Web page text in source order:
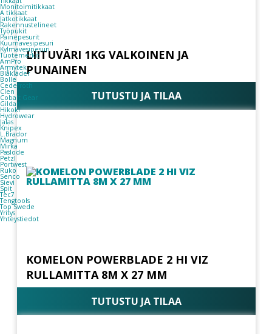
Monitoimitikkaat
A tikkaat
Jatkotikkaat
Rakennustelineet
Työpukit
Painepesurit
Kuumavesipesuri
Kylmävesipesuri
Tuotemerkit
AmPro
Armytek
Blåkläder
Bolle
Cederroth
Clen
Cobalt Gear
Gildan
Hikoki
Hydrowear
Jalas
Knipex
L.Brador
Magnum
Mirka
Paslode
Petzl
Portwest
Ruko
Senco
Sievi
Spit
Tec7
Tengtools
Top Swede
Yritys
Yhteystiedot
LIITUVÄRI 1KG VALKOINEN JA
PUNAINEN
TUTUSTU JA TILAA
KOMELON POWERBLADE 2 HI VIZ
RULLAMITTA 8M X 27 MM
TUTUSTU JA TILAA